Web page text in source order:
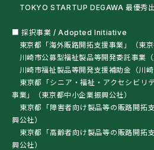
TOKYO STARTUP DEGAWA 最優秀出
■ 採択事業 / Adopted Initiative
東京都「海外販路開拓支援事業」（東京
川崎市公募型福祉製品等開発委託事業（
川崎市福祉製品等開発支援補助金（川崎
東京都「シニア・福祉・アクセシビリ
事業」（東京都中小企業振興公社）
東京都「障害者向け製品等の販路開拓
興公社）
東京都「高齢者向け製品等の販路開拓
興公社）